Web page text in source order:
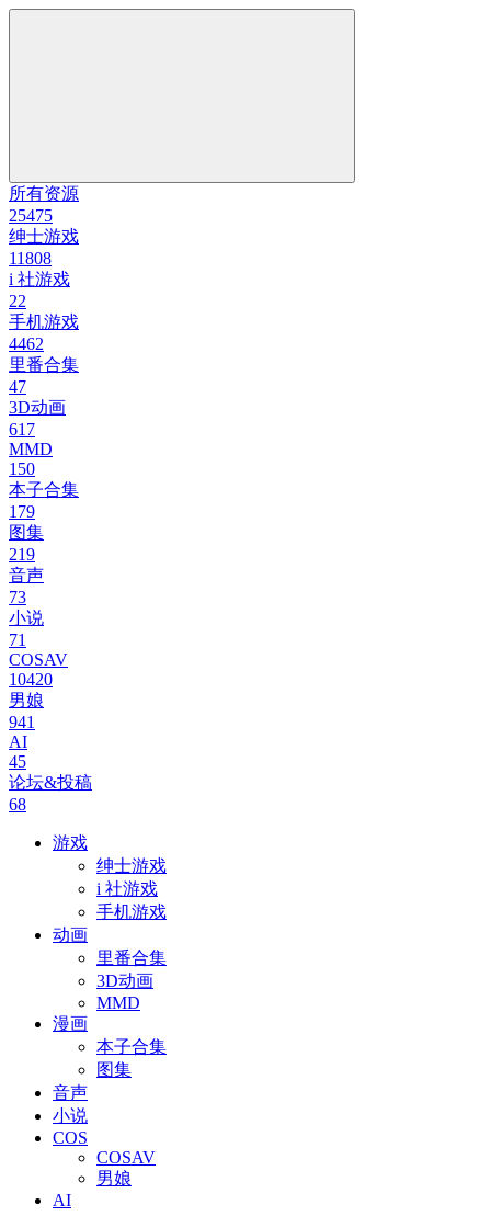
所有资源
25475
绅士游戏
11808
i 社游戏
22
手机游戏
4462
里番合集
47
3D动画
617
MMD
150
本子合集
179
图集
219
音声
73
小说
71
COSAV
10420
男娘
941
AI
45
论坛&投稿
68
游戏
绅士游戏
i 社游戏
手机游戏
动画
里番合集
3D动画
MMD
漫画
本子合集
图集
音声
小说
COS
COSAV
男娘
AI